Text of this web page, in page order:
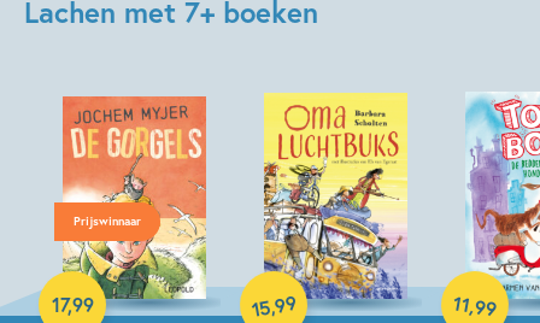
Lachen met 7+ boeken
Prijswinnaar
17,99
Hardcover
15,99
Hardcover
11,99
Hardcover